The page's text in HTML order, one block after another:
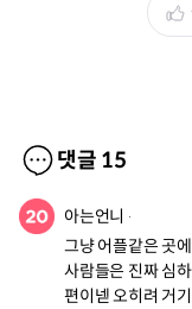
댓글 15
아는언니
그냥 어플같은 곳
사람들은 진짜 심
편이넫 오히려 거